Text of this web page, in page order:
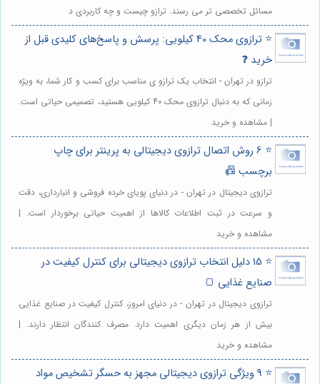
مسائل تخصصی تر می رسند. ترازو چیست و چه کاربردی د
⭐️ ترازوی محک 40 کیلویی: پرسش و پاسخ‌های کلیدی قبل از
خرید ❓
ترازو در تهران - انتخاب یک ترازو ی مناسب برای کسب و کار شما، به ویژه
زمانی که به دنبال ترازوی محک 40 کیلویی هستید، تصمیمی حیاتی است.
| مشاهده و خرید
⭐️ 6 روش اتصال ترازوی دیجیتالی به پرینتر برای چاپ
برچسب 📠
ترازوی دیجیتال در تهران - در دنیای پویای خرده فروشی و انبارداری، دقت
و سرعت در ثبت اطلاعات کالاها از اهمیت حیاتی برخوردار است. |
مشاهده و خرید
⭐️ 15 دلیل انتخاب ترازوی دیجیتالی برای کنترل کیفیت در
صنایع غذایی 🍞
ترازوی دیجیتال در تهران - در دنیای امروز، کنترل کیفیت در صنایع غذایی
بیش از هر زمان دیگری اهمیت دارد. مصرف کنندگان انتظار دارند. |
مشاهده و خرید
⭐️ 9 ویژگی ترازوی دیجیتالی مجهز به حسگر تشخیص مواد